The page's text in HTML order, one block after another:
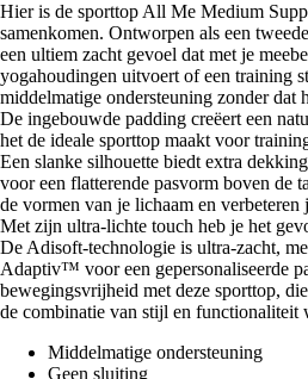
Hier is de sporttop All Me Medium
samenkomen. Ontworpen als een
een ultiem zacht gevoel dat met je
yogahoudingen uitvoert of een training
middelmatige ondersteuning zonder dat
De ingebouwde padding creëert een
het de ideale sporttop maakt voor
Een slanke silhouette biedt extra
voor een flatterende pasvorm boven de
de vormen van je lichaam en
Met zijn ultra-lichte touch heb je het
De Adisoft-technologie is ultra-zacht,
Adaptiv™ voor een gepersonaliseerde
bewegingsvrijheid met deze sporttop,
de combinatie van stijl en functionaliteit
Middelmatige ondersteuning
Geen sluiting